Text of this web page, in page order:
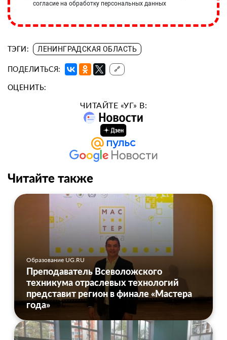
согласие на обработку персональных данных
ТЭГИ: ЛЕНИНГРАДСКАЯ ОБЛАСТЬ
ПОДЕЛИТЬСЯ: 🔗
ОЦЕНИТЬ:
ЧИТАЙТЕ «УГ» В:
Читайте также
Образование UG.RU
Преподаватель Всеволожского
техникума отраслевых технологий
представит регион в финале «Мастера
года»